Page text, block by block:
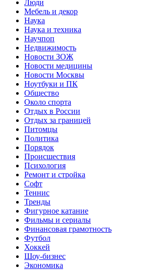
Люди
Мебель и декор
Наука
Наука и техника
Научпоп
Недвижимость
Новости ЗОЖ
Новости медицины
Новости Москвы
Ноутбуки и ПК
Общество
Около спорта
Отдых в России
Отдых за границей
Питомцы
Политика
Порядок
Происшествия
Психология
Ремонт и стройка
Софт
Теннис
Тренды
Фигурное катание
Фильмы и сериалы
Финансовая грамотность
Футбол
Хоккей
Шоу-бизнес
Экономика